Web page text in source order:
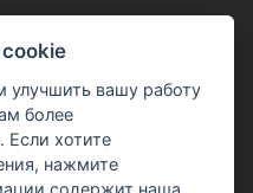
и практическими
программ.
вашу работу
более
Если хотите
нажмите
содержит наша